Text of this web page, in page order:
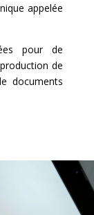
appelée
pour de
de
documents